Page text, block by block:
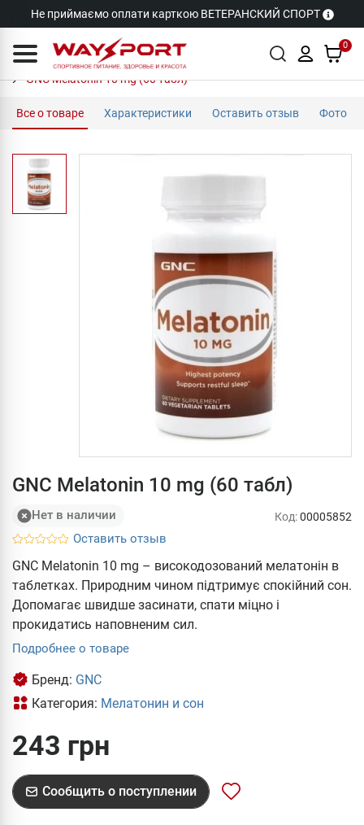
Не приймаємо оплати карткою ВЕТЕРАНСКИЙ СПОРТ
0
GNC Melatonin 10 mg (60 табл)
Все о товаре Характеристики Оставить отзыв Фото
GNC Melatonin 10 mg (60 табл)
Нет в наличии
Оставить отзыв
Код:00005852
GNC Melatonin 10 mg – високодозований мелатонін в
таблетках. Природним чином підтримує спокійний сон.
Допомагає швидше засинати, спати міцно і
прокидатись наповненим сил.
Подробнее о товаре
Бренд: GNC
Категория: Мелатонин и сон
243 грн
Сообщить о поступлении